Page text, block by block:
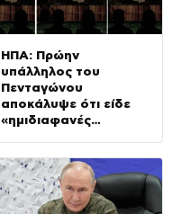
ΗΠΑ: Πρώην
υπάλληλος του
Πενταγώνου
αποκάλυψε ότι είδε
«ημιδιαφανές
Τραμπ